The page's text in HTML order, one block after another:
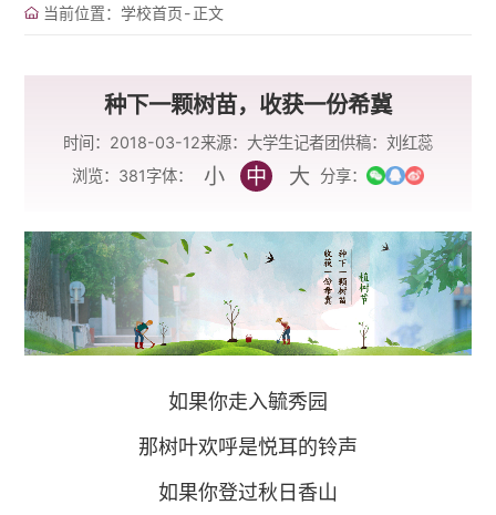
当前位置： 学校首页-正文
种下一颗树苗，收获一份希冀
时间：2018-03-12来源：大学生记者团供稿：刘红蕊
浏览： 381字体： 小 中 大 分享：
如果你走入毓秀园
那树叶欢呼是悦耳的铃声
如果你登过秋日香山